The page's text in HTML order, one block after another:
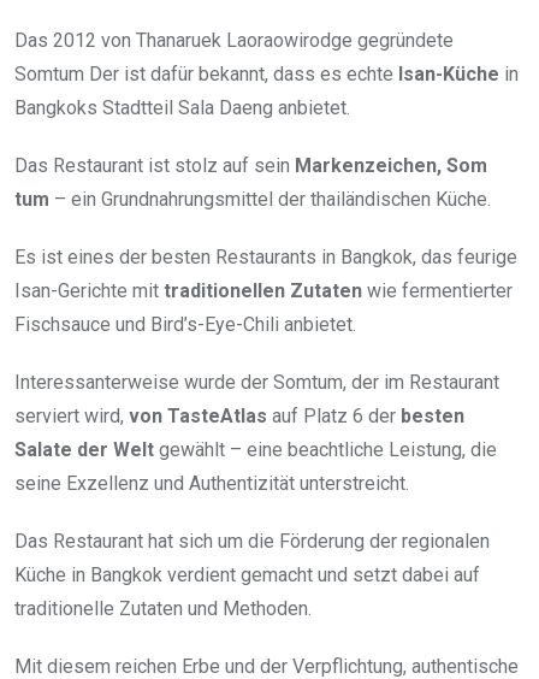
Das 2012 von Thanaruek Laoraowirodge gegründete
Somtum Der ist dafür bekannt, dass es echte Isan-Küche in
Bangkoks Stadtteil Sala Daeng anbietet.
Das Restaurant ist stolz auf sein Markenzeichen, Som
tum – ein Grundnahrungsmittel der thailändischen Küche.
Es ist eines der besten Restaurants in Bangkok, das feurige
Isan-Gerichte mit traditionellen Zutaten wie fermentierter
Fischsauce und Bird’s-Eye-Chili anbietet.
Interessanterweise wurde der Somtum, der im Restaurant
serviert wird, von TasteAtlas auf Platz 6 der besten
Salate der Welt gewählt – eine beachtliche Leistung, die
seine Exzellenz und Authentizität unterstreicht.
Das Restaurant hat sich um die Förderung der regionalen
Küche in Bangkok verdient gemacht und setzt dabei auf
traditionelle Zutaten und Methoden.
Mit diesem reichen Erbe und der Verpflichtung, authentische